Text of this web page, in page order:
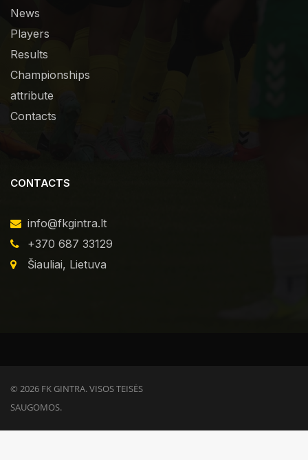
News
Players
Results
Championships
attribute
Contacts
CONTACTS
info@fkgintra.lt
+370 687 33129
Šiauliai, Lietuva